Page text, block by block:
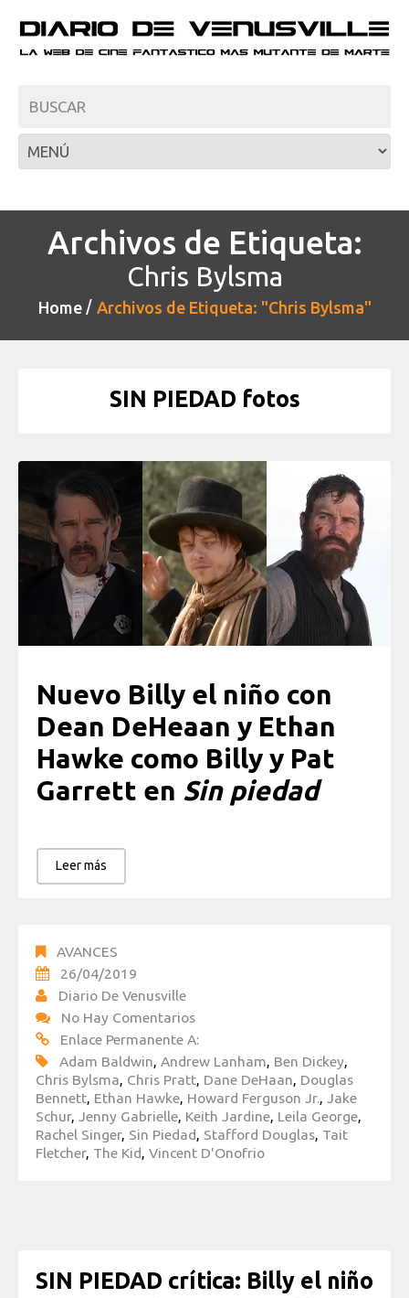
Archivos de Etiqueta:
Chris Bylsma
Home Archivos de Etiqueta: "Chris Bylsma"
SIN PIEDAD fotos
Nuevo Billy el niño con
Dean DeHeaan y Ethan
Hawke como Billy y Pat
Garrett en Sin piedad
Leer más
AVANCES
26/04/2019
Diario De Venusville
No Hay Comentarios
Enlace Permanente A:
Adam Baldwin, Andrew Lanham, Ben Dickey,
Chris Bylsma, Chris Pratt, Dane DeHaan, Douglas
Bennett, Ethan Hawke, Howard Ferguson Jr., Jake
Schur, Jenny Gabrielle, Keith Jardine, Leila George,
Rachel Singer, Sin Piedad, Stafford Douglas, Tait
Fletcher, The Kid, Vincent D'Onofrio
SIN PIEDAD crítica: Billy el niño